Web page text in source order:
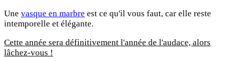
Une vasque en marbre est ce qu'il vous faut, car elle reste
intemporelle et élégante.
Cette année sera définitivement l'année de l'audace, alors
lâchez-vous !